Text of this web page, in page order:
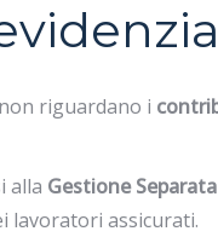
riguardano i
alla Gestione
lavoratori assicurati.